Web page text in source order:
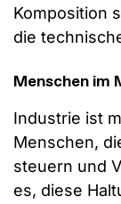
Komposition
die
Menschen
Industrie ist
Menschen,
steuern und
es, diese